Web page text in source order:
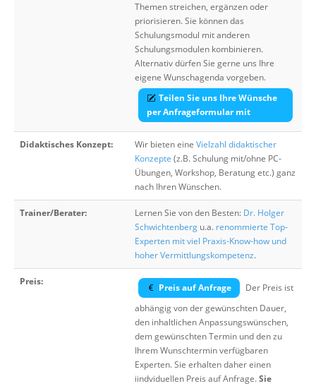
Themen streichen, ergänzen oder
priorisieren. Sie können das
Schulungsmodul mit anderen
Schulungsmodulen kombinieren.
Alternativ dürfen Sie gerne uns Ihre
eigene Wunschagenda vorgeben.
Teilen Sie uns Ihre Wünsche
per Anfrageformular mit
Didaktisches Konzept: Wir bieten eine Vielzahl didaktischer
Konzepte (z.B. Schulung mit/ohne PC-
Übungen, Workshop, Beratung etc.) ganz
nach Ihren Wünschen.
Trainer/Berater: Lernen Sie von den Besten: Dr. Holger
Schwichtenberg u.a. renommierte Top-
Experten mit viel Praxis-Know-how und
hoher Vermittlungskompetenz.
Preis:
Preis auf Anfrage
Der Preis ist
abhängig von der gewünschten Dauer,
den inhaltlichen Anpassungswünschen,
dem gewünschten Termin und den zu
Ihrem Wunschtermin verfügbaren
Experten. Sie erhalten daher einen
iindviduellen Preis auf Anfrage.Sie